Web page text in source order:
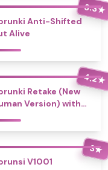
3.3★
Anti-Shifted
Alive
4.2★
Retake (New
Version) with
3★
V1001